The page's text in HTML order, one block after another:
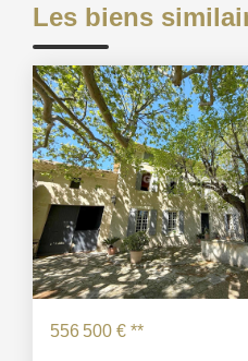
Les biens
556 500 € **